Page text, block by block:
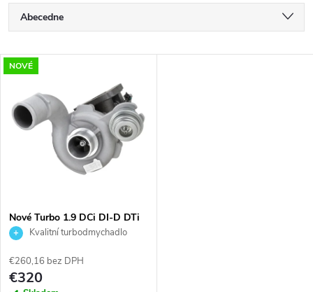
R
a
e
e
p
Abecedne
Najdrahšie
Najpredávanejšie
V
ý
p
s
p
r
NOVÉ
Nové Turbo 1.9 DCi DI-D DTi
DI Laguna Megane Nissan
751768 717345 738123
Kvalitní turbodmychadlo
€260,16 bez DPH
€320